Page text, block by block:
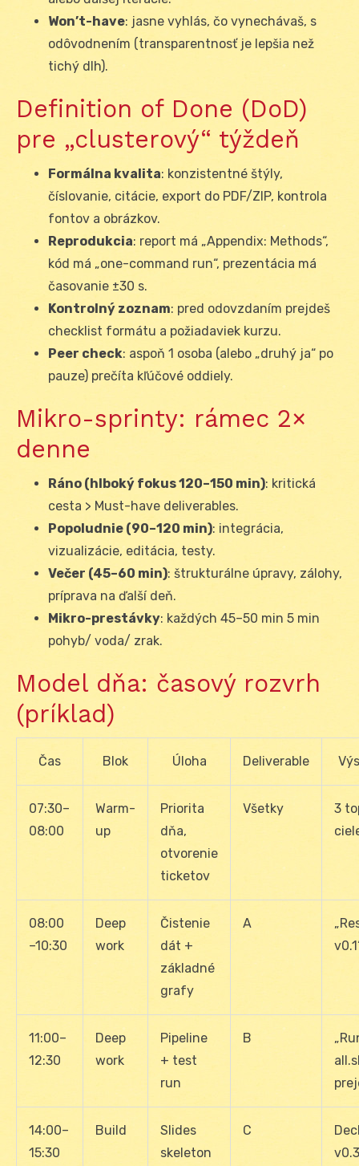
Won’t-have: jasne vyhlás, čo vynechávaš, s
odôvodnením (transparentnosť je lepšia než
tichý dlh).
Definition of Done (DoD)
pre „clusterový“ týždeň
Formálna kvalita: konzistentné štýly,
číslovanie, citácie, export do PDF/ZIP, kontrola
fontov a obrázkov.
Reprodukcia: report má „Appendix: Methods“,
kód má „one-command run“, prezentácia má
časovanie ±30 s.
Kontrolný zoznam: pred odovzdaním prejdeš
checklist formátu a požiadaviek kurzu.
Peer check: aspoň 1 osoba (alebo „druhý ja“ po
pauze) prečíta kľúčové oddiely.
Mikro-sprinty: rámec 2×
denne
Ráno (hlboký fokus 120–150 min): kritická
cesta > Must-have deliverables.
Popoludnie (90–120 min): integrácia,
vizualizácie, editácia, testy.
Večer (45–60 min): štrukturálne úpravy, zálohy,
príprava na ďalší deň.
Mikro-prestávky: každých 45–50 min 5 min
pohyb/ voda/ zrak.
Model dňa: časový rozvrh
(príklad)
Čas Blok Úloha Deliverable
07:30–
08:00
Warm-
up
Priorita
dňa,
otvorenie
ticketov
Všetky
3
08:00
–10:30
Deep
work
Čistenie
dát +
základné
grafy
A
11:00–
12:30
Deep
work
Pipeline
+ test
run
B
14:00–
15:30
Build
Slides
skeleton
C
v0.3